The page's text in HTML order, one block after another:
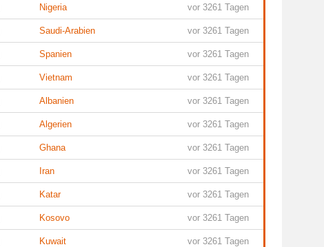
Nigeria vor 3261 Tagen
Saudi-Arabien vor 3261 Tagen
Spanien vor 3261 Tagen
Vietnam vor 3261 Tagen
Albanien vor 3261 Tagen
Algerien vor 3261 Tagen
Ghana vor 3261 Tagen
Iran vor 3261 Tagen
Katar vor 3261 Tagen
Kosovo vor 3261 Tagen
Kuwait vor 3261 Tagen